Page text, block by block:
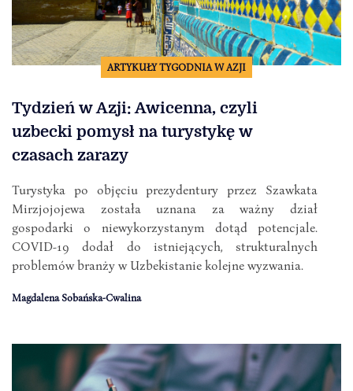
ARTYKUŁY TYGODNIA W AZJI
Tydzień w Azji: Awicenna, czyli
uzbecki pomysł na turystykę w
czasach zarazy
Turystyka po objęciu prezydentury przez Szawkata
Mirzjojojewa została uznana za ważny dział
gospodarki o niewykorzystanym dotąd potencjale.
COVID-19 dodał do istniejących, strukturalnych
problemów branży w Uzbekistanie kolejne wyzwania.
Magdalena Sobańska-Cwalina